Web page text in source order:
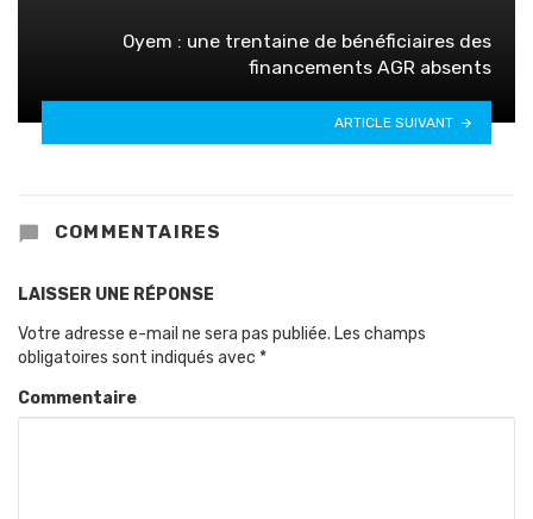
Oyem : une trentaine de bénéficiaires des
financements AGR absents
ARTICLE SUIVANT
COMMENTAIRES
LAISSER UNE RÉPONSE
Votre adresse e-mail ne sera pas publiée. Les champs
obligatoires sont indiqués avec *
Commentaire